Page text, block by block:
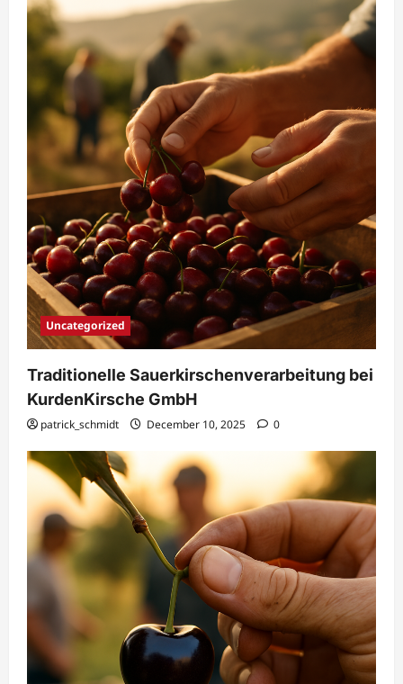
Uncategorized
Traditionelle Sauerkirschenverarbeitung bei
KurdenKirsche GmbH
patrick_schmidt December 10, 2025 0